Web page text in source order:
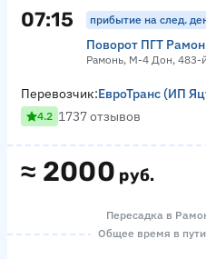
07:15 прибытие на след.
Поворот ПГТ
Рамонь, М-4 Дон, 483-
≈ 2000 руб.
Перевозчик:ЕвроТранс (ИП
4.2 1737 отзывов
Пересадка в
Общее время в